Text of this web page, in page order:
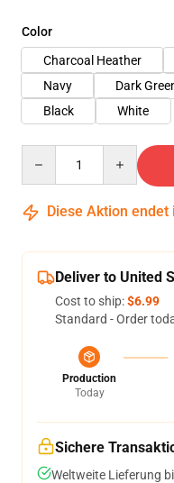
Color
Charcoal Heather
Navy
Dark
Black
White
Diese Aktion endet
Deliver to United
Cost to ship:$6.99
Standard - Order
Production
Today
Sichere
Weltweite Lieferung